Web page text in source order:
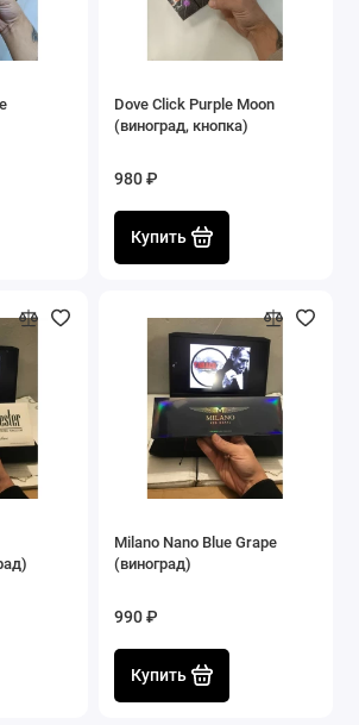
Dove Click Purple Moon
(виноград, кнопка)
980 ₽
Купить
Milano Nano Blue Grape
(виноград)
990 ₽
Купить